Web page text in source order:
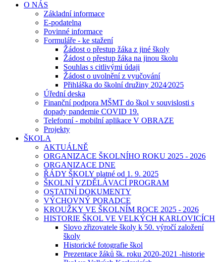
O NÁS
Základní informace
E-podatelna
Povinné informace
Formuláře - ke stažení
Žádost o přestup žáka z jiné školy
Žádost o přestup žáka na jinou školu
Souhlas s citlivými údaji
Žádost o uvolnění z vyučování
Přihláška do školní družiny 2024⁄2025
Úřední deska
Finanční podpora MŠMT do škol v souvislosti s
dopady pandemie COVID 19.
Telefonní - mobilní aplikace V OBRAZE
Projekty
ŠKOLA
AKTUÁLNĚ
ORGANIZACE ŠKOLNÍHO ROKU 2025 - 2026
ORGANIZACE DNE
ŘÁDY ŠKOLY platné od 1. 9. 2025
ŠKOLNÍ VZDĚLÁVACÍ PROGRAM
OSTATNÍ DOKUMENTY
VÝCHOVNÝ PORADCE
KROUŽKY VE ŠKOLNÍM ROCE 2025 - 2026
HISTORIE ŠKOL VE VELKÝCH KARLOVICÍCH
Slovo zřizovatele školy k 50. výročí založení
školy
Historické fotografie škol
Prezentace žáků šk. roku 2020-2021 -historie